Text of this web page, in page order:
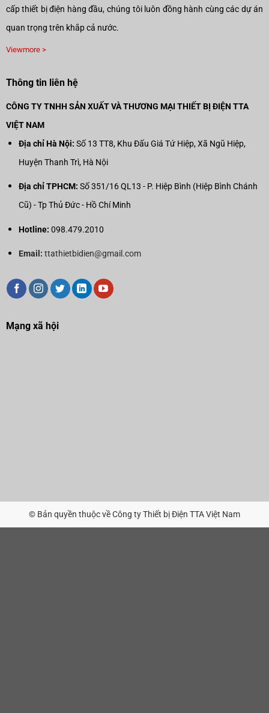
cấp thiết bị điện hàng đầu, chúng tôi luôn đồng hành cùng các dự án
quan trọng trên khắp cả nước.
Viewmore >
Thông tin liên hệ
CÔNG TY TNHH SẢN XUẤT VÀ THƯƠNG MẠI THIẾT BỊ ĐIỆN TTA
VIỆT NAM
Địa chỉ Hà Nội: Số 13 TT8, Khu Đấu Giá Tứ Hiệp, Xã Ngũ Hiệp,
Huyện Thanh Trì, Hà Nội
Địa chỉ TPHCM: Số 351/16 QL13 - P. Hiệp Bình (Hiệp Bình Chánh
Cũ) - Tp Thủ Đức - Hồ Chí Minh
Hotline: 098.479.2010
Email: ttathietbidien@gmail.com
Mạng xã hội
© Bản quyền thuộc về Công ty Thiết bị Điện TTA Việt Nam